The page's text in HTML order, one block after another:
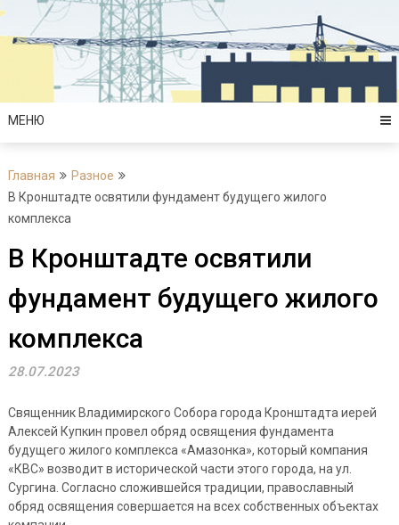
Перейти
содержимому
МЕНЮ
Главная
Разное
В Кронштадте освятили фундамент будущего жилого
комплекса
В Кронштадте освятили
фундамент будущего жилого
комплекса
28.07.2023
Священник Владимирского Собора города Кронштадта иерей
Алексей Купкин провел обряд освящения фундамента
будущего жилого комплекса «Амазонка», который компания
«КВС» возводит в исторической части этого города, на ул.
Сургина. Согласно сложившейся традиции, православный
обряд освящения совершается на всех собственных объектах